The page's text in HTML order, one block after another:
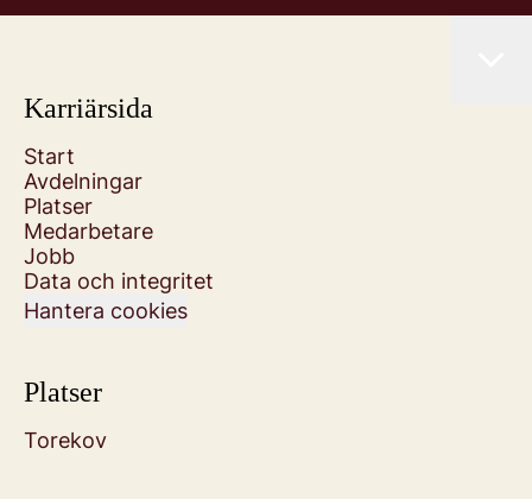
Karriärsida
Start
Avdelningar
Platser
Medarbetare
Jobb
Data och integritet
Hantera cookies
Platser
Torekov